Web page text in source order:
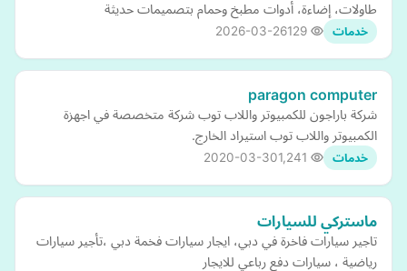
طاولات، إضاءة، أدوات مطبخ وحمام بتصميمات حديثة
خدمات 2026-03-26
paragon computer
شركة باراجون للكمبيوتر واللاب توب شركة متخصصة في اجهزة
الكمبيوتر واللاب توب استيراد الخارج.
خدمات 2020-03-30
ماستركي للسيارات
تاجير سيارات فاخرة في دبي، ايجار سيارات فخمة دبي ،تأجير سيارات
رياضية ، سيارات دفع رباعي للايجار